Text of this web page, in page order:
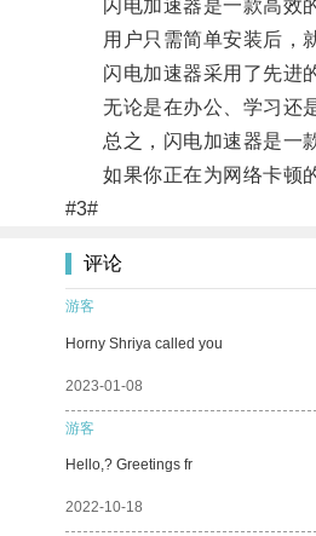
闪电加速器是一款高效的
用户只需简单安装后，就
闪电加速器采用了先进的
无论是在办公、学习还是
总之，闪电加速器是一款
如果你正在为网络卡顿的
#3#
评论
游客
Horny Shriya called you
2023-01-08
游客
Hello,? Greetings fr
2022-10-18